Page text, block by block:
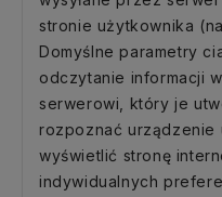
stronie użytkownika
Domyślne parametry
odczytanie informacji
serwerowi, który je
rozpoznać urządzenie
wyświetlić stronę
indywidualnych